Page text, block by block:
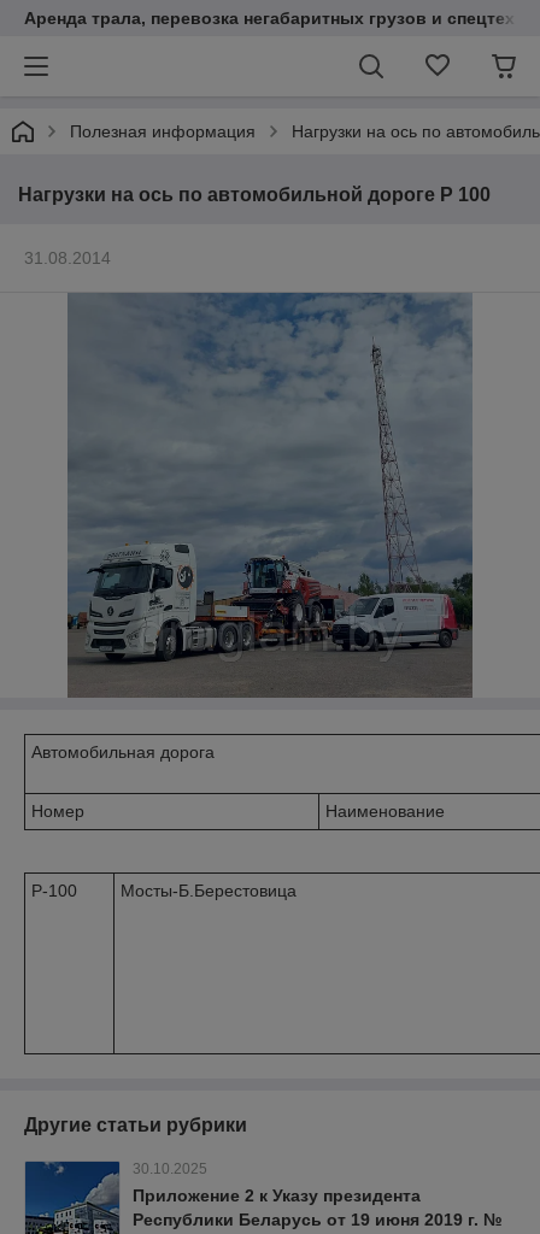
Аренда трала, перевозка негабаритных грузов и
Полезная информация Нагрузки на ось по
Нагрузки на ось по автомобильной дороге Р 100
31.08.2014
Автомобильная дорога
Номер Наименование
Р-100 Мосты-Б.Берестовица
Другие статьи рубрики
30.10.2025
Приложение 2 к Указу президента
Республики Беларусь от 19 июня 2019 г. №